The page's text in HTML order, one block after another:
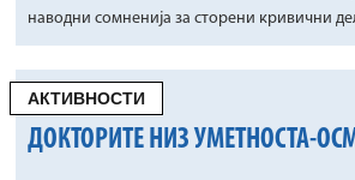
наводни сомненија за сторени кривични
АКТИВНОСТИ
ДОКТОРИТЕ НИЗ УМЕТНОСТА-